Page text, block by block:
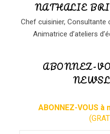
NATHALIE
Chef cuisinier, Consultante
Animatrice d’ateliers
ABONNEZ-
ABONNEZ-VOUS à